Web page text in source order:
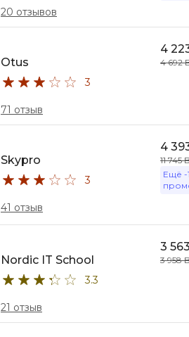
20 отзывов
Otus
3
71 отзыв
4
4 692
Skypro
3
41 отзыв
4
11 745
Ещё -
Nordic IT School
3.3
21 отзыв
3
3 958